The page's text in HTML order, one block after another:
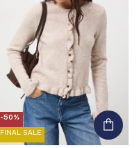
-50%
FINAL SALE